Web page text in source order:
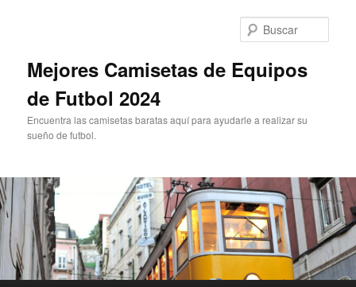
Mejores Camisetas de Equipos
de Futbol 2024
Encuentra las camisetas baratas aquí para ayudarle a realizar su
sueño de futbol.